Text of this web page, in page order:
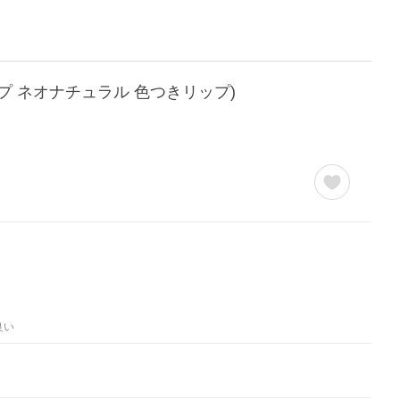
ネオナチュラル 色つきリップ)
い